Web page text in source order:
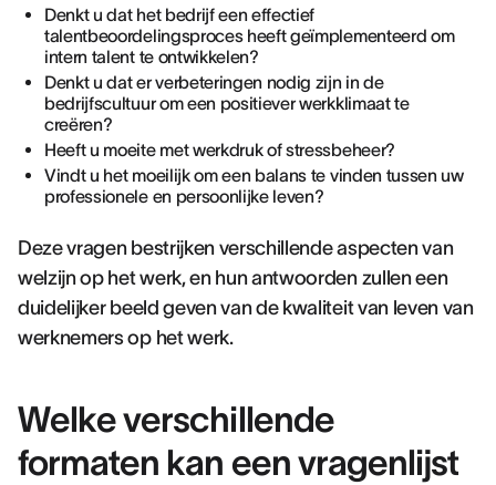
Denkt u dat het bedrijf een effectief
talentbeoordelingsproces heeft geïmplementeerd om
intern talent te ontwikkelen?
Denkt u dat er verbeteringen nodig zijn in de
bedrijfscultuur om een positiever werkklimaat te
creëren?
Heeft u moeite met werkdruk of stressbeheer?
Vindt u het moeilijk om een balans te vinden tussen uw
professionele en persoonlijke leven?
Deze vragen bestrijken verschillende aspecten van
welzijn op het werk, en hun antwoorden zullen een
duidelijker beeld geven van de kwaliteit van leven van
werknemers op het werk.
Welke verschillende
formaten kan een vragenlijst